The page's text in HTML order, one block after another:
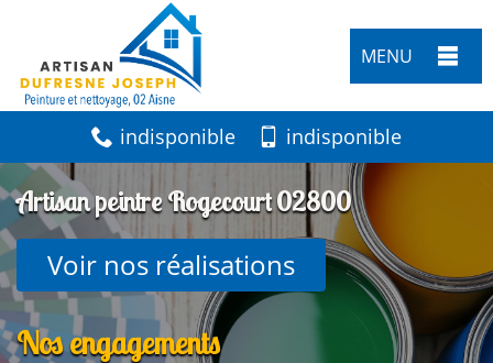
MENU
indisponible indisponible
Artisan peintre Rogecourt 02800
Voir nos réalisations
Nos engagements